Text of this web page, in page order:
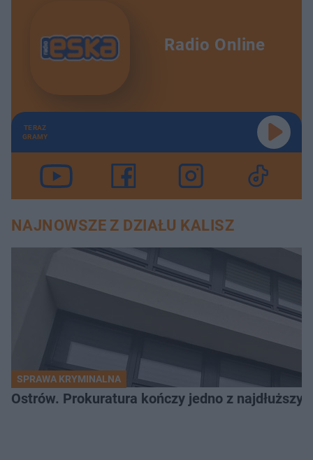
Radio Online
TERAZ
GRAMY
NAJNOWSZE Z DZIAŁU KALISZ
SPRAWA KRYMINALNA
Ostrów. Prokuratura kończy jedno z